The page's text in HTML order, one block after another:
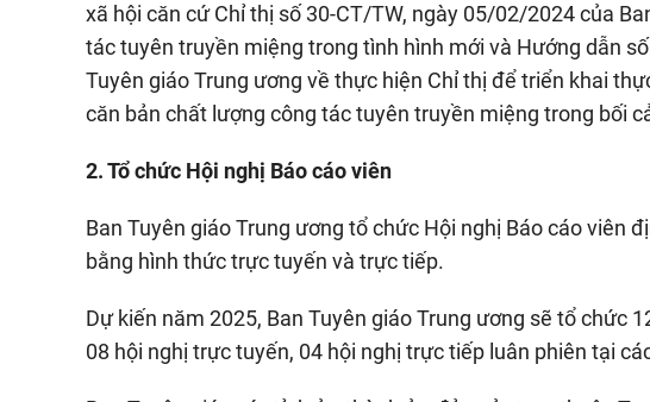
xã hội căn cứ Chỉ thị số 30-CT/TW, ngày 05/02/2024 của
tác tuyên truyền miệng trong tình hình mới và Hướng dẫn
Tuyên giáo Trung ương về thực hiện Chỉ thị để triển khai
căn bản chất lượng công tác tuyên truyền miệng trong bối
2. Tổ chức Hội nghị Báo cáo viên
Ban Tuyên giáo Trung ương tổ chức Hội nghị Báo cáo viên
bằng hình thức trực tuyến và trực tiếp.
Dự kiến năm 2025, Ban Tuyên giáo Trung ương sẽ tổ chức
08 hội nghị trực tuyến, 04 hội nghị trực tiếp luân phiên tại